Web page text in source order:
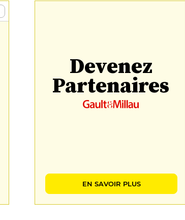
Devenez
Partenaires
EN SAVOIR PLUS